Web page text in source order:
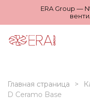
ERA Group —
Главная страница
D Ceramo Base